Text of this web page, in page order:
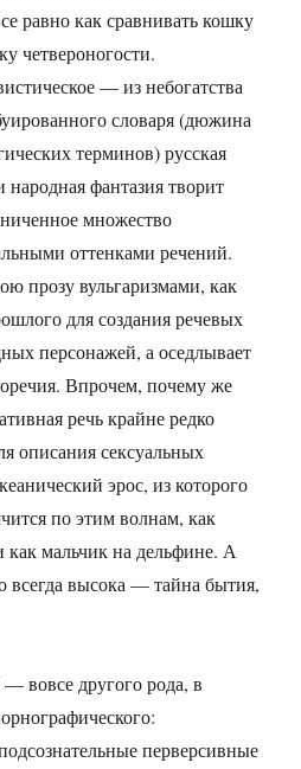
равно как сравнивать кошку
четвероногости.
— из небогатства
словаря (дюжина
терминов) русская
народная фантазия творит
множество
оттенками речений.
прозу вульгаризмами, как
для создания речевых
персонажей, а оседлывает
Впрочем, почему же
речь крайне редко
описания сексуальных
эрос, из которого
по этим волнам, как
мальчик на дельфине. А
всегда высока — тайна бытия,
вовсе другого рода, в
перверсивные